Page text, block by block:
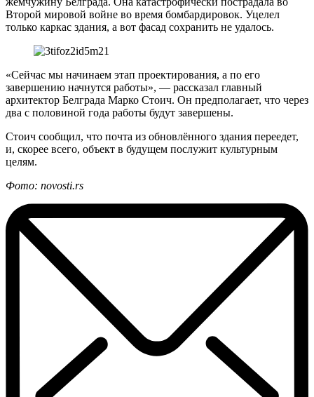
Второй мировой войне во время бомбардировок. Уцелел
только каркас здания, а вот фасад сохранить не удалось.
«Сейчас мы начинаем этап проектирования, а по его
завершению начнутся работы», — рассказал главный
архитектор Белграда Марко Стоич. Он предполагает, что через
два с половиной года работы будут завершены.
Стоич сообщил, что почта из обновлённого здания переедет,
и, скорее всего, объект в будущем послужит культурным
целям.
Фото: novosti.rs